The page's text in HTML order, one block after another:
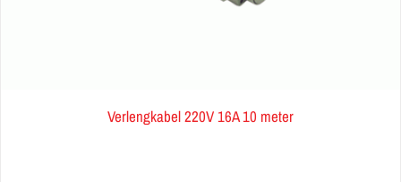
Verlengkabel 220V 16A 10 meter